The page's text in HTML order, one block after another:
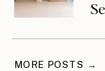
MORE POSTS →